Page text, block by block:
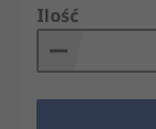
Ilość